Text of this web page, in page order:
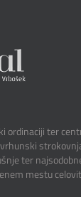
ordinaciji ter
ter
mestu